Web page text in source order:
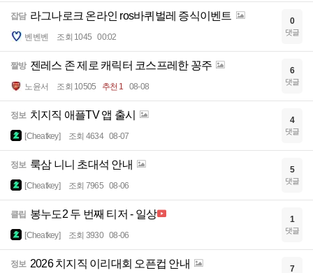
잡담 라그나로크 온라인 ros바퀴벌레 증식이벤트
벤벤벤 조회 1045 00:02
0
댓글
짤방 젠레스 존 제로 캐릭터 코스프레한 꽁주
노윤서 조회 10505 추천 1 08-08
6
댓글
정보 치지직 애플TV 앱 출시
[Cheatkey] 조회 4634 08-07
4
댓글
정보 룩삼 니니 초대석 안내
[Cheatkey] 조회 7965 08-06
5
댓글
클립 봉누도2 두 번째 티저 - 일상
[Cheatkey] 조회 3930 08-06
1
댓글
정보 2026 치지직 이리대회 오픈컵 안내 7